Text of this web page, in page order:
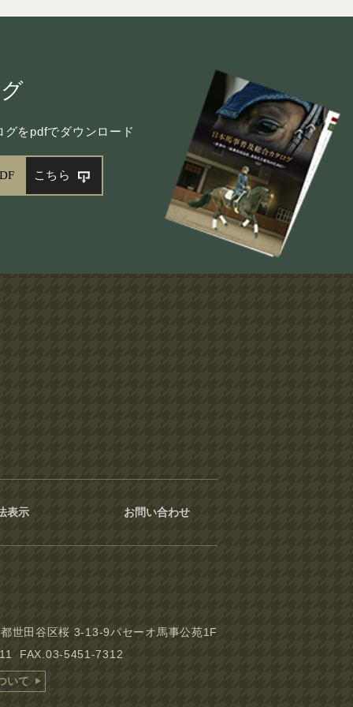
グをpdfでダウンロード
こちら
表示 お問い合わせ
世田谷区桜 3-13-9パセーオ馬事公苑1F
FAX.03-5451-7312
いて